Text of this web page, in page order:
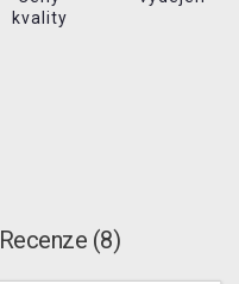
kvality
Recenze (8)